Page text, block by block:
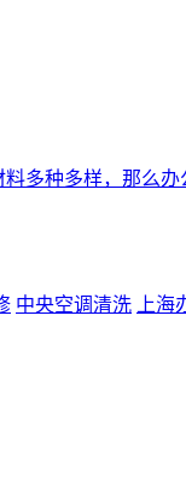
多种多样，那么办
中央空调清洗 上海